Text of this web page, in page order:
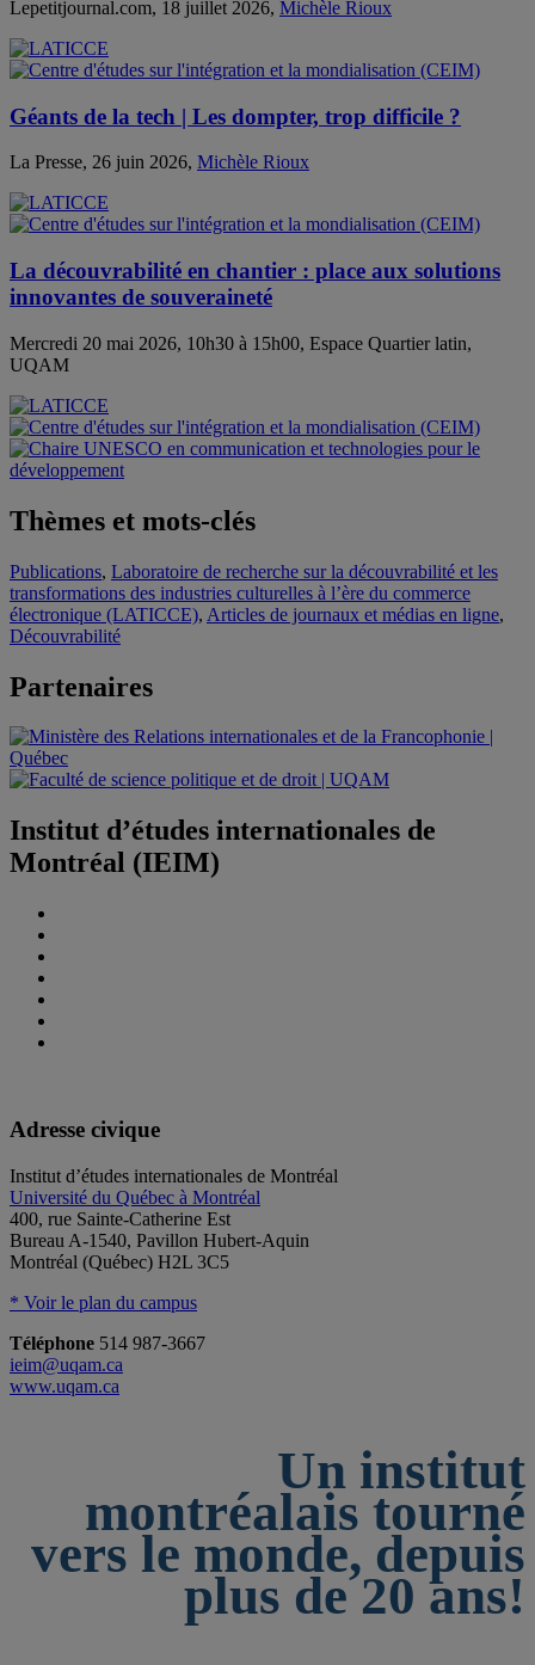
Lepetitjournal.com, 18 juillet 2026, Michèle Rioux
Géants de la tech | Les dompter, trop difficile ?
La Presse, 26 juin 2026, Michèle Rioux
La découvrabilité en chantier : place aux solutions
innovantes de souveraineté
Mercredi 20 mai 2026, 10h30 à 15h00, Espace Quartier latin,
UQAM
Thèmes et mots-clés
Publications, Laboratoire de recherche sur la découvrabilité et les
transformations des industries culturelles à l’ère du commerce
électronique (LATICCE), Articles de journaux et médias en ligne,
Découvrabilité
Partenaires
Institut d’études internationales de
Montréal (IEIM)
Adresse civique
Institut d’études internationales de Montréal
Université du Québec à Montréal
400, rue Sainte-Catherine Est
Bureau A-1540, Pavillon Hubert-Aquin
Montréal (Québec) H2L 3C5
* Voir le plan du campus
Téléphone 514 987-3667
ieim@uqam.ca
www.uqam.ca
Un institut
montréalais tourné
vers le monde, depuis
plus de 20 ans!